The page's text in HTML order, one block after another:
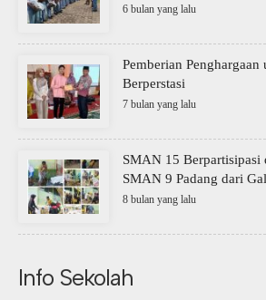
6 bulan yang lalu
Pemberian
Berperstasi
7 bulan yang lalu
SMAN 15 Berpartisipasi
SMAN 9 Padang dari
8 bulan yang lalu
Info Sekolah